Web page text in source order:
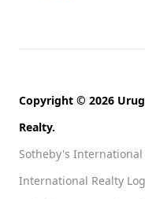
Copyright © 2026
Realty.
Sotheby's
International Realty